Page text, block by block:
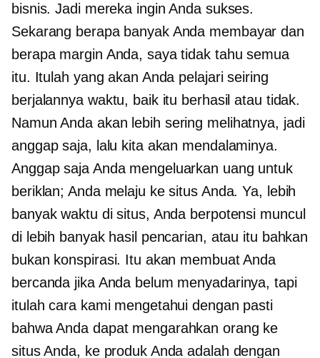
bisnis. Jadi mereka ingin Anda sukses.
Sekarang berapa banyak Anda membayar dan
berapa margin Anda, saya tidak tahu semua
itu. Itulah yang akan Anda pelajari seiring
berjalannya waktu, baik itu berhasil atau tidak.
Namun Anda akan lebih sering melihatnya, jadi
anggap saja, lalu kita akan mendalaminya.
Anggap saja Anda mengeluarkan uang untuk
beriklan; Anda melaju ke situs Anda. Ya, lebih
banyak waktu di situs, Anda berpotensi muncul
di lebih banyak hasil pencarian, atau itu bahkan
bukan konspirasi. Itu akan membuat Anda
bercanda jika Anda belum menyadarinya, tapi
itulah cara kami mengetahui dengan pasti
bahwa Anda dapat mengarahkan orang ke
situs Anda, ke produk Anda adalah dengan